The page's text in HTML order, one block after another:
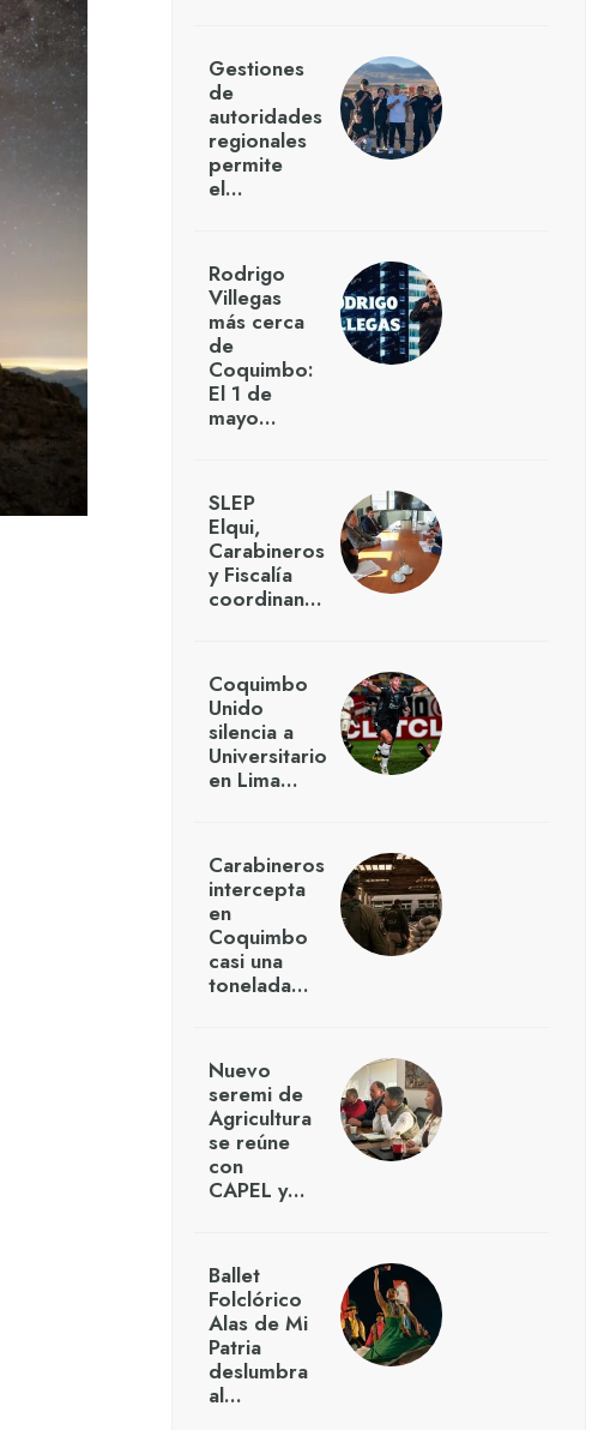
Gestiones
de
autoridades
regionales
permite
el…
Rodrigo
Villegas
más cerca
de
Coquimbo:
El 1 de
mayo…
SLEP
Elqui,
Carabineros
y Fiscalía
coordinan…
Coquimbo
Unido
silencia a
Universitario
en Lima…
Carabineros
intercepta
en
Coquimbo
casi una
tonelada…
Nuevo
seremi de
Agricultura
se reúne
con
CAPEL y…
Ballet
Folclórico
Alas de Mi
Patria
deslumbra
al…